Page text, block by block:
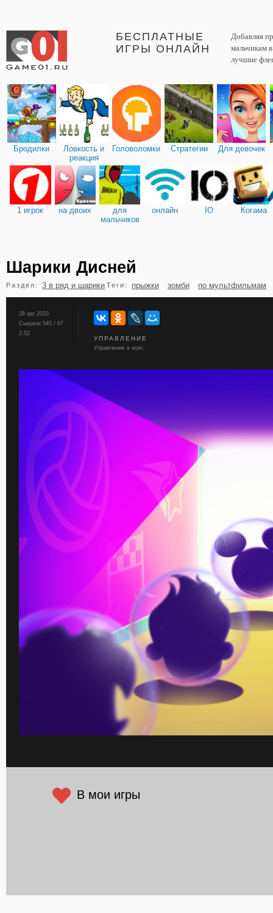
БЕСПЛАТНЫЕ
ИГРЫ ОНЛАЙН
Добавляя
мальчикам
лучшие
Бродилки
Ловкость и
реакция
Головоломки Стратегии Для девочек
1 игрок на двоих
для
мальчиков
онлайн IO Когама
бильярд карты
Шарики Дисней
Раздел: 3 в ряд и шарики Теги: прыжки зомби по мультфильмам
28 авг 2020
Сыграли 545 / 67
2,52
УПРАВЛЕНИЕ
Управление в игре:
В мои игры